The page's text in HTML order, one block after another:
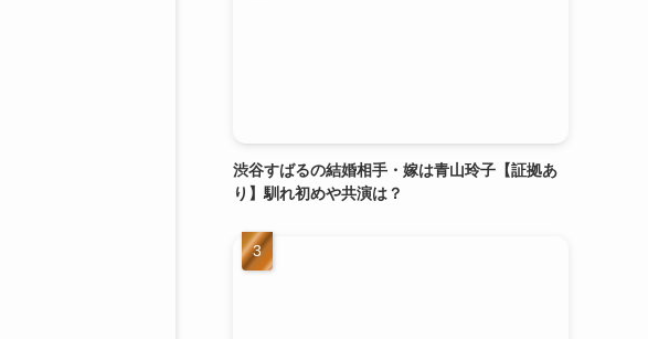
渋谷すばるの結婚相手・嫁は青山玲子【証拠あ
り】馴れ初めや共演は？